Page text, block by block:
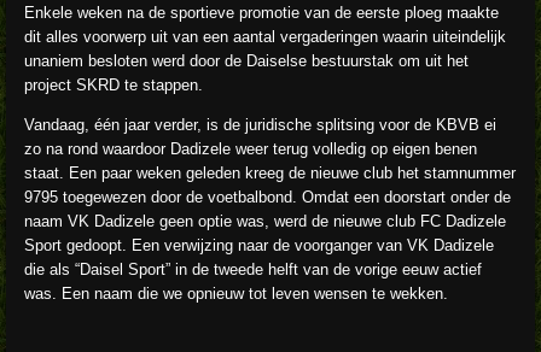
Enkele weken na de sportieve promotie van de eerste ploeg maakte
dit alles voorwerp uit van een aantal vergaderingen waarin uiteindelijk
unaniem besloten werd door de Daiselse bestuurstak om uit het
project SKRD te stappen.
Vandaag, één jaar verder, is de juridische splitsing voor de KBVB ei
zo na rond waardoor Dadizele weer terug volledig op eigen benen
staat. Een paar weken geleden kreeg de nieuwe club het stamnummer
9795 toegewezen door de voetbalbond. Omdat een doorstart onder de
naam VK Dadizele geen optie was, werd de nieuwe club FC Dadizele
Sport gedoopt. Een verwijzing naar de voorganger van VK Dadizele
die als “Daisel Sport” in de tweede helft van de vorige eeuw actief
was. Een naam die we opnieuw tot leven wensen te wekken.